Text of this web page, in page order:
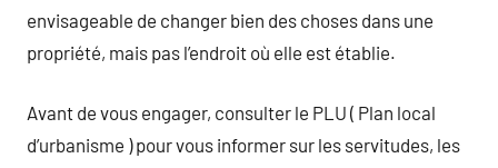
envisageable de changer bien des choses dans une
propriété, mais pas l’endroit où elle est établie.
Avant de vous engager, consulter le PLU ( Plan local
d’urbanisme ) pour vous informer sur les servitudes, les